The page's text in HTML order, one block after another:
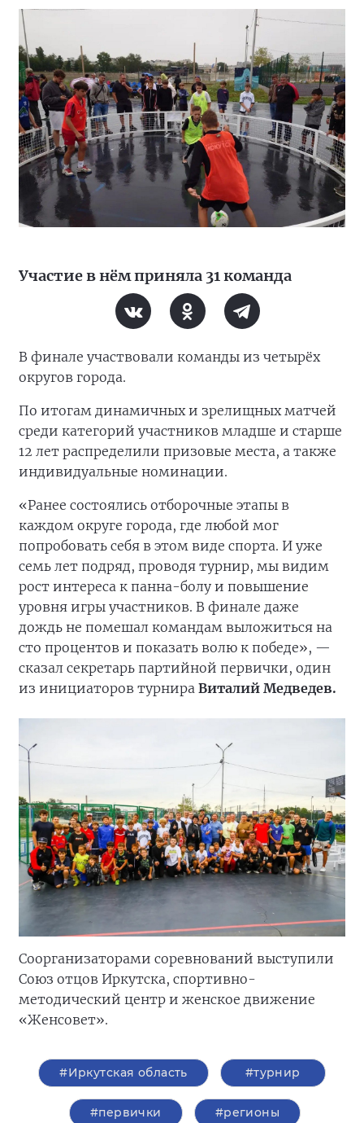
Участие в нём приняла 31 команда
В финале участвовали команды из четырёх
округов города.
По итогам динамичных и зрелищных матчей
среди категорий участников младше и старше
12 лет распределили призовые места, а также
индивидуальные номинации.
«Ранее состоялись отборочные этапы в
каждом округе города, где любой мог
попробовать себя в этом виде спорта. И уже
семь лет подряд, проводя турнир, мы видим
рост интереса к панна-болу и повышение
уровня игры участников. В финале даже
дождь не помешал командам выложиться на
сто процентов и показать волю к победе», —
сказал секретарь партийной первички, один
из инициаторов турнира Виталий Медведев.
Соорганизаторами соревнований выступили
Союз отцов Иркутска, спортивно-
методический центр и женское движение
«Женсовет».
#Иркутская область #турнир
#первички #регионы